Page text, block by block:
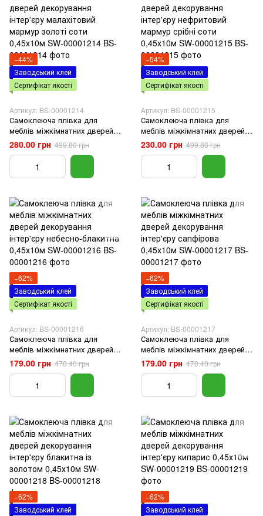
−44%
Заводський клей
Сертифікат якості
Артикул: BS-00001214
Самоклеюча плівка для
меблів міжкімнатних дверей
декорування інтер'єру
малахітовий мармур золоті
соти 0,45х10м SW-00001214
280.00 грн 499.80 грн
−54%
Заводський клей
Сертифікат якості
Артикул: BS-00001215
Самоклеюча плівка для
меблів міжкімнатних дверей
декорування інтер'єру
нефритовий мармур срібні
соти 0,45х10м SW-00001215
230.00 грн 499.80 грн
−62%
Заводський клей
Сертифікат якості
Артикул: BS-00001216
Самоклеюча плівка для
меблів міжкімнатних дверей
декорування інтер'єру
небесно-блакитна 0,45х10м
SW-00001216
179.00 грн 470.40 грн
−62%
Заводський клей
Сертифікат якості
Артикул: BS-00001217
Самоклеюча плівка для
меблів міжкімнатних дверей
декорування інтер'єру
сапфірова 0,45х10м SW-
00001217
179.00 грн 470.40 грн
−62%
Заводський клей
−62%
Заводський клей